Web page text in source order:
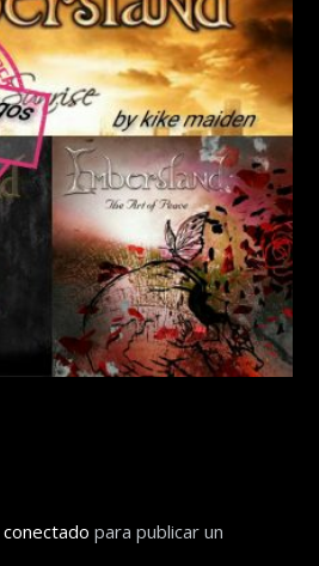
conectado para publicar un